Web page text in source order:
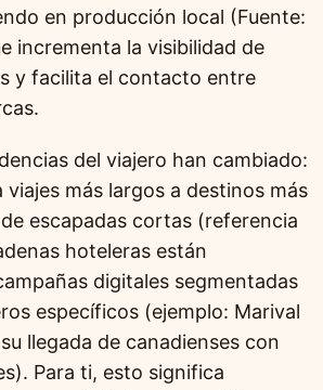
en producción local (Fuente:
incrementa la visibilidad de
y facilita el contacto entre
del viajero han cambiado:
viajes más largos a destinos más
escapadas cortas (referencia
hoteleras están
digitales segmentadas
específicos (ejemplo: Marival
llegada de canadienses con
Para ti, esto significa